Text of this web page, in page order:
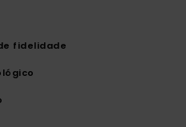
fidelidade